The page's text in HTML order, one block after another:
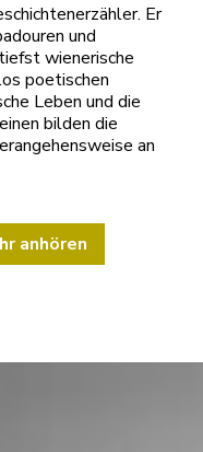
Er
und
wienerische
poetischen
Leben und die
bilden die
an
anhören